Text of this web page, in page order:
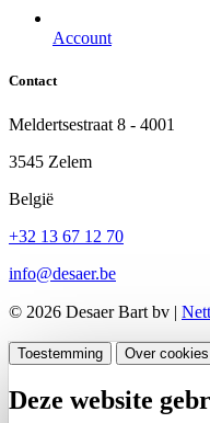
Account
Contact
Meldertsestraat 8 - 4001
3545 Zelem
België
+32 13 67 12 70
info@desaer.be
© 2026 Desaer Bart bv |
Toestemming Over cookies
Deze website